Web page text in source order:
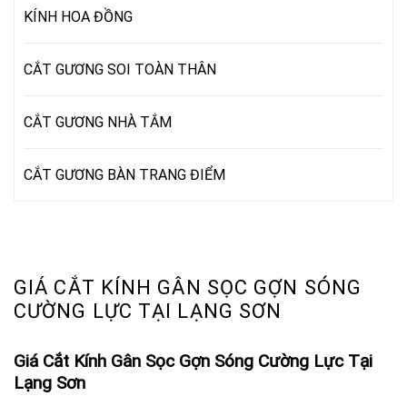
GIÁ CẮT KÍNH GÂN SỌC GỢN SÓNG
CƯỜNG LỰC TẠI LẠNG SƠN
Giá Cắt Kính Gân Sọc Gợn Sóng Cường Lực Tại
Lạng Sơn
KÍNH HOA ĐỒNG
CẮT GƯƠNG SOI TOÀN THÂN
CẮT GƯƠNG NHÀ TẮM
CẮT GƯƠNG BÀN TRANG ĐIỂM